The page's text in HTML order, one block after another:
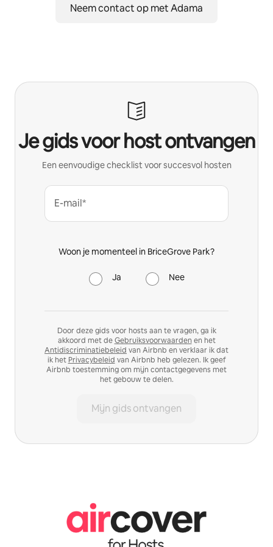
Neem contact op met Adama
Je gids voor host ontvangen
Een eenvoudige checklist voor succesvol hosten
E-mail*
Woon je momenteel in BriceGrove Park?
Ja Nee
Door deze gids voor hosts aan te vragen, ga ik
akkoord met deGebruiksvoorwaarden en het
Antidiscriminatiebeleid van Airbnb en verklaar ik dat
ik het Privacybeleid van Airbnb heb gelezen. Ik geef
Airbnb toestemming om mijn contactgegevens met
het gebouw te delen.
Mijn gids ontvangen